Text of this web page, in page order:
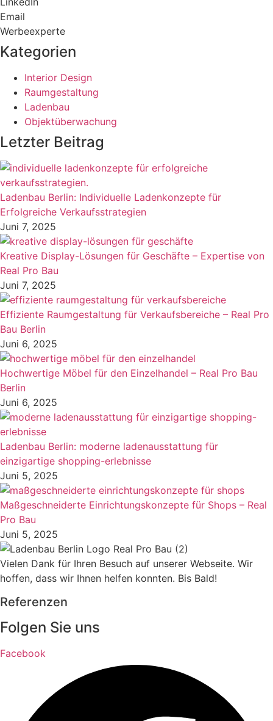
Email
Werbeexperte
Kategorien
Interior Design
Raumgestaltung
Ladenbau
Objektüberwachung
Letzter Beitrag
Ladenbau Berlin: Individuelle Ladenkonzepte für
Erfolgreiche Verkaufsstrategien
Juni 7, 2025
Kreative Display-Lösungen für Geschäfte – Expertise von
Real Pro Bau
Juni 7, 2025
Effiziente Raumgestaltung für Verkaufsbereiche – Real Pro
Bau Berlin
Juni 6, 2025
Hochwertige Möbel für den Einzelhandel – Real Pro Bau
Berlin
Juni 6, 2025
Ladenbau Berlin: moderne ladenausstattung für
einzigartige shopping-erlebnisse
Juni 5, 2025
Maßgeschneiderte Einrichtungskonzepte für Shops – Real
Pro Bau
Juni 5, 2025
Vielen Dank für Ihren Besuch auf unserer Webseite. Wir
hoffen, dass wir Ihnen helfen konnten. Bis Bald!
Referenzen
Folgen Sie uns
Facebook